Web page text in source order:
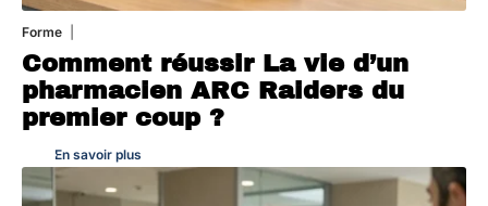
Forme
Comment réussir La vie d’un
pharmacien ARC Raiders du
premier coup ?
En savoir plus